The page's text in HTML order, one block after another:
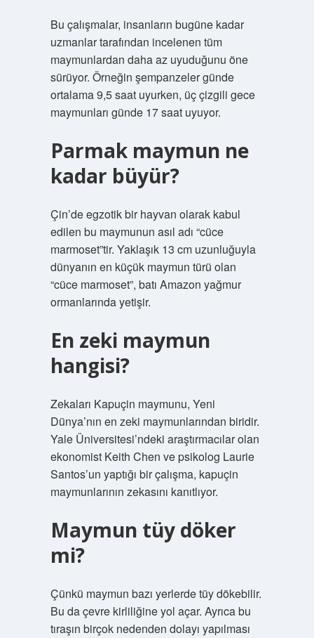
Bu çalışmalar, insanların bugüne kadar
uzmanlar tarafından incelenen tüm
maymunlardan daha az uyuduğunu öne
sürüyor. Örneğin şempanzeler günde
ortalama 9,5 saat uyurken, üç çizgili gece
maymunları günde 17 saat uyuyor.
Parmak maymun ne
kadar büyür?
Çin’de egzotik bir hayvan olarak kabul
edilen bu maymunun asıl adı “cüce
marmoset”tir. Yaklaşık 13 cm uzunluğuyla
dünyanın en küçük maymun türü olan
“cüce marmoset”, batı Amazon yağmur
ormanlarında yetişir.
En zeki maymun
hangisi?
Zekaları Kapuçin maymunu, Yeni
Dünya’nın en zeki maymunlarından biridir.
Yale Üniversitesi’ndeki araştırmacılar olan
ekonomist Keith Chen ve psikolog Laurie
Santos’un yaptığı bir çalışma, kapuçin
maymunlarının zekasını kanıtlıyor.
Maymun tüy döker
mi?
Çünkü maymun bazı yerlerde tüy dökebilir.
Bu da çevre kirliliğine yol açar. Ayrıca bu
tıraşın birçok nedenden dolayı yapılması